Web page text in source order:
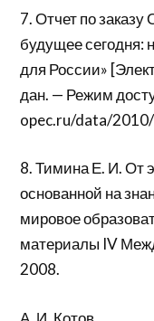
7. Отчет по
будущее сегодня:
для России»
дан. — Режим
opec.ru/data/
8. Тимина Е. И. От
основанной на
мировое
материалы IV
2008.